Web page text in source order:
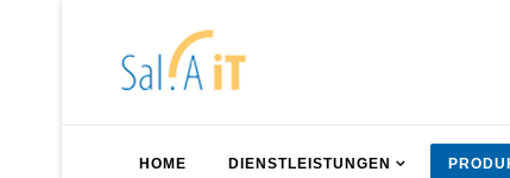
HOME DIENSTLEISTUNGEN